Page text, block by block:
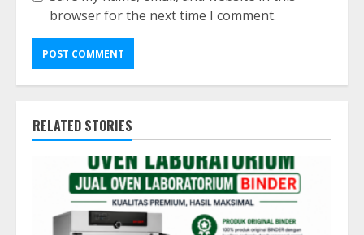
browser for the next time I comment.
RELATED STORIES